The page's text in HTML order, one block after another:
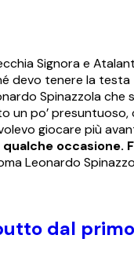
Signora e
devo tenere la testa
Spinazzola che
un po’ presuntuoso,
giocare più
occasione.
Leonardo
dal primo